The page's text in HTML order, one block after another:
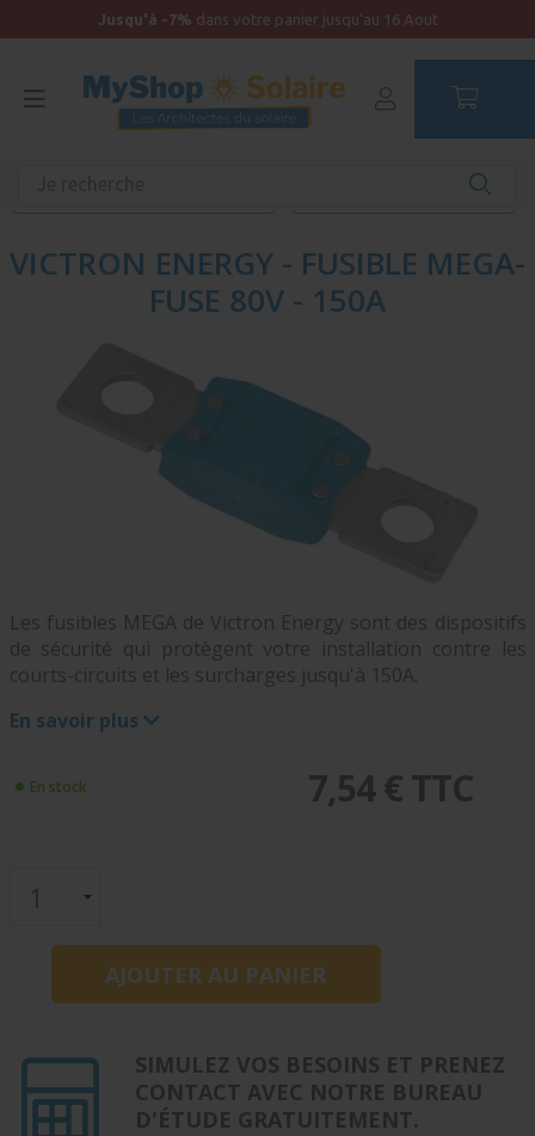
Jusqu'à -7% dans votre panier jusqu'au 16 Aout
Fusibles et protection batterie
VICTRON ENERGY - FUSIBLE MEGA-
FUSE 80V - 150A
Les fusibles MEGA de Victron Energy sont des dispositifs
de sécurité qui protègent votre installation contre les
courts-circuits et les surcharges jusqu'à 150A.
En savoir plus
En stock 7,54 € TTC
SIMULEZ VOS BESOINS ET PRENEZ
CONTACT AVEC NOTRE BUREAU
D'ÉTUDE GRATUITEMENT.